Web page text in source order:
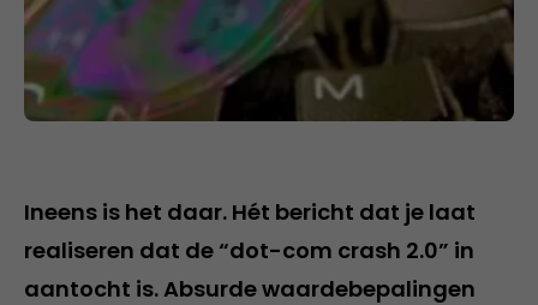
Ineens is het daar. Hét bericht dat je laat
realiseren dat de “dot-com crash 2.0” in
aantocht is. Absurde waardebepalingen